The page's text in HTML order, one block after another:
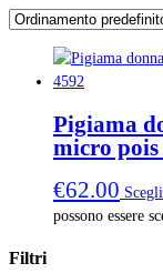
Pigiama
micro
€62.00 Scegli
possono essere
Filtri